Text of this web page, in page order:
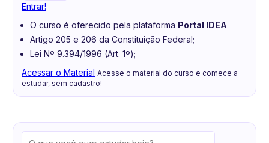
Entrar!
O curso é oferecido pela plataforma Portal IDEA
Artigo 205 e 206 da Constituição Federal;
Lei Nº 9.394/1996 (Art. 1º);
Acessar o Material Acesse o material do curso e comece a
estudar, sem cadastro!